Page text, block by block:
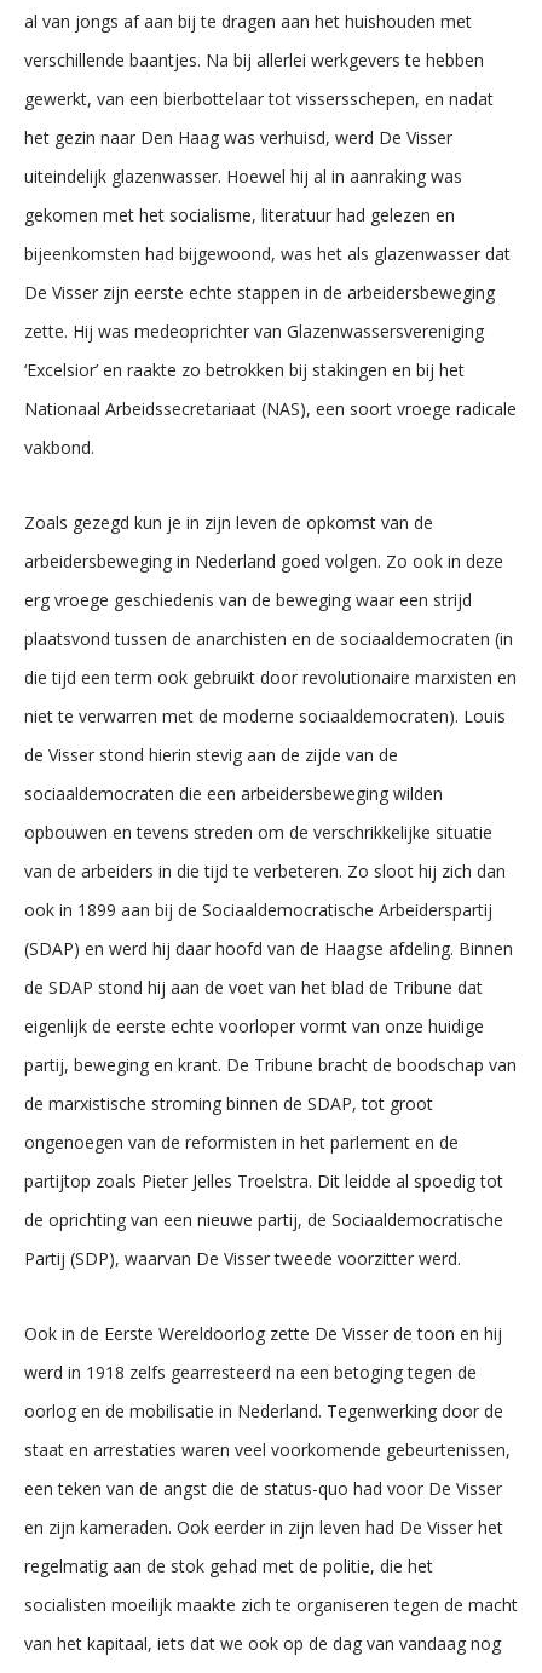
al van jongs af aan bij te dragen aan het huishouden met
verschillende baantjes. Na bij allerlei werkgevers te hebben
gewerkt, van een bierbottelaar tot vissersschepen, en nadat
het gezin naar Den Haag was verhuisd, werd De Visser
uiteindelijk glazenwasser. Hoewel hij al in aanraking was
gekomen met het socialisme, literatuur had gelezen en
bijeenkomsten had bijgewoond, was het als glazenwasser dat
De Visser zijn eerste echte stappen in de arbeidersbeweging
zette. Hij was medeoprichter van Glazenwassersvereniging
‘Excelsior’ en raakte zo betrokken bij stakingen en bij het
Nationaal Arbeidssecretariaat (NAS), een soort vroege radicale
vakbond.
Zoals gezegd kun je in zijn leven de opkomst van de
arbeidersbeweging in Nederland goed volgen. Zo ook in deze
erg vroege geschiedenis van de beweging waar een strijd
plaatsvond tussen de anarchisten en de sociaaldemocraten (in
die tijd een term ook gebruikt door revolutionaire marxisten en
niet te verwarren met de moderne sociaaldemocraten). Louis
de Visser stond hierin stevig aan de zijde van de
sociaaldemocraten die een arbeidersbeweging wilden
opbouwen en tevens streden om de verschrikkelijke situatie
van de arbeiders in die tijd te verbeteren. Zo sloot hij zich dan
ook in 1899 aan bij de Sociaaldemocratische Arbeiderspartij
(SDAP) en werd hij daar hoofd van de Haagse afdeling. Binnen
de SDAP stond hij aan de voet van het blad de Tribune dat
eigenlijk de eerste echte voorloper vormt van onze huidige
partij, beweging en krant. De Tribune bracht de boodschap van
de marxistische stroming binnen de SDAP, tot groot
ongenoegen van de reformisten in het parlement en de
partijtop zoals Pieter Jelles Troelstra. Dit leidde al spoedig tot
de oprichting van een nieuwe partij, de Sociaaldemocratische
Partij (SDP), waarvan De Visser tweede voorzitter werd.
Ook in de Eerste Wereldoorlog zette De Visser de toon en hij
werd in 1918 zelfs gearresteerd na een betoging tegen de
oorlog en de mobilisatie in Nederland. Tegenwerking door de
staat en arrestaties waren veel voorkomende gebeurtenissen,
een teken van de angst die de status-quo had voor De Visser
en zijn kameraden. Ook eerder in zijn leven had De Visser het
regelmatig aan de stok gehad met de politie, die het
socialisten moeilijk maakte zich te organiseren tegen de macht
van het kapitaal, iets dat we ook op de dag van vandaag nog